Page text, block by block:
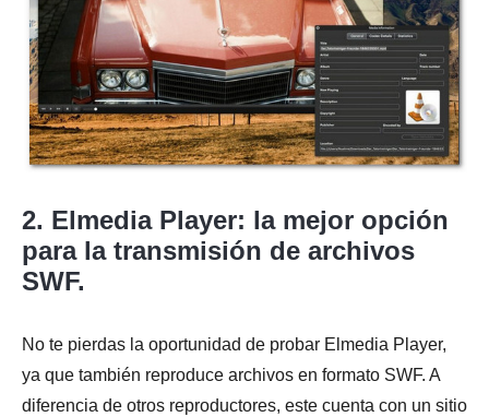
2. Elmedia Player: la mejor opción
para la transmisión de archivos
SWF.
No te pierdas la oportunidad de probar Elmedia Player,
ya que también reproduce archivos en formato SWF. A
diferencia de otros reproductores, este cuenta con un sitio